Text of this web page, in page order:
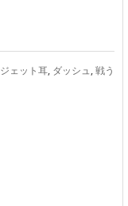
ジェット耳, ダッシュ,戦う